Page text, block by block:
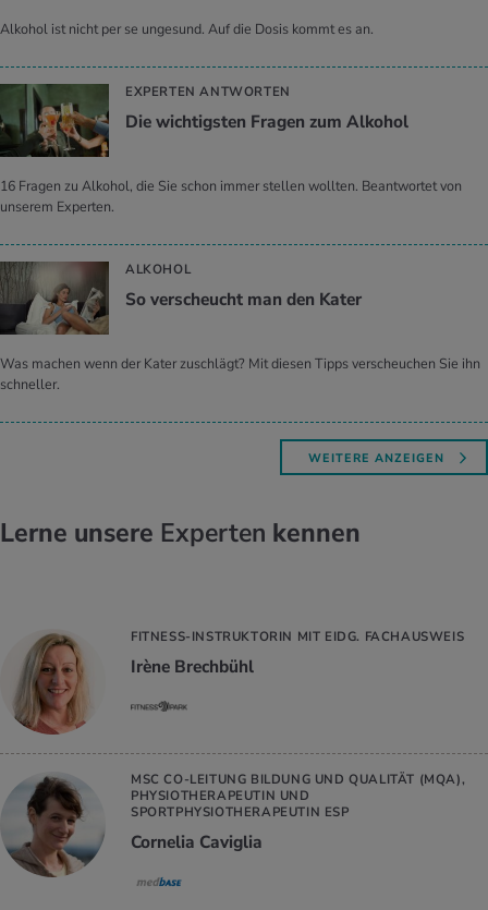
Alkohol ist nicht per se ungesund. Auf die Dosis kommt es an.
EXPERTEN ANTWORTEN
Die wich­tigs­ten Fra­gen zum Al­ko­hol
16 Fragen zu Alkohol, die Sie schon immer stellen wollten. Beantwortet von
unserem Experten.
ALKOHOL
So ver­scheucht man den Kater
Was machen wenn der Kater zuschlägt? Mit diesen Tipps verscheuchen Sie ihn
schneller.
WEITERE ANZEIGEN
Lerne unsere Experten kennen
FITNESS-INSTRUKTORIN MIT EIDG. FACHAUSWEIS
Irène Brechbühl
MSC CO-LEITUNG BILDUNG UND QUALITÄT (MQA),
PHYSIOTHERAPEUTIN UND
SPORTPHYSIOTHERAPEUTIN ESP
Cornelia Caviglia